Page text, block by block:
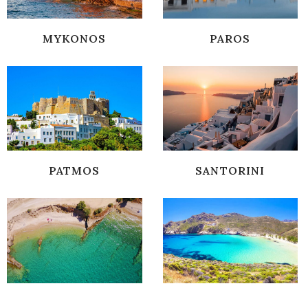
MYKONOS PAROS
PATMOS SANTORINI